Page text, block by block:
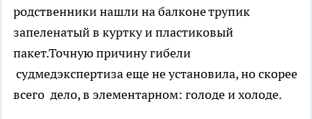
родственники нашли на балконе трупик
запеленатый в куртку и пластиковый
пакет.Точную причину гибели
судмедэкспертиза еще не установила, но скорее
всего дело, в элементарном: голоде и холоде.